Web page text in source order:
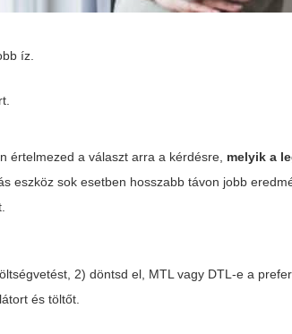
íz.
értelmezed a választ arra a kérdésre, melyik a
eszköz sok esetben hosszabb távon jobb
2) döntsd el, MTL vagy DTL-e a
és töltőt.